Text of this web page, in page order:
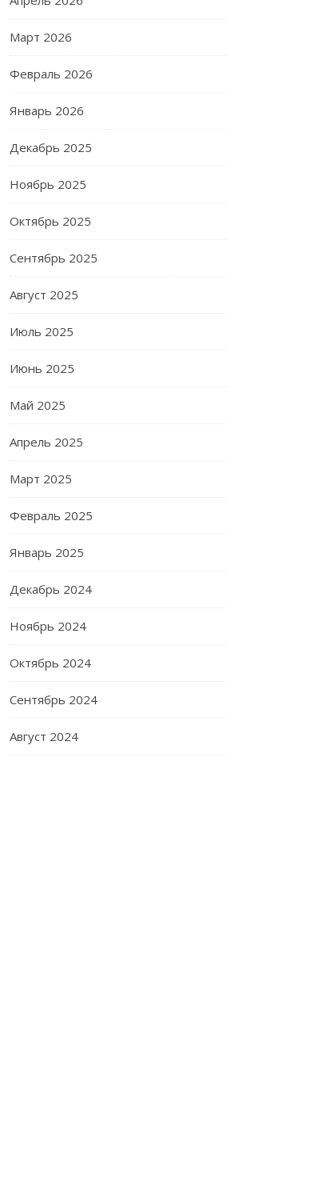
Март 2026
Февраль 2026
Январь 2026
Декабрь 2025
Ноябрь 2025
Октябрь 2025
Сентябрь 2025
Август 2025
Июль 2025
Июнь 2025
Май 2025
Апрель 2025
Март 2025
Февраль 2025
Январь 2025
Декабрь 2024
Ноябрь 2024
Октябрь 2024
Сентябрь 2024
Август 2024